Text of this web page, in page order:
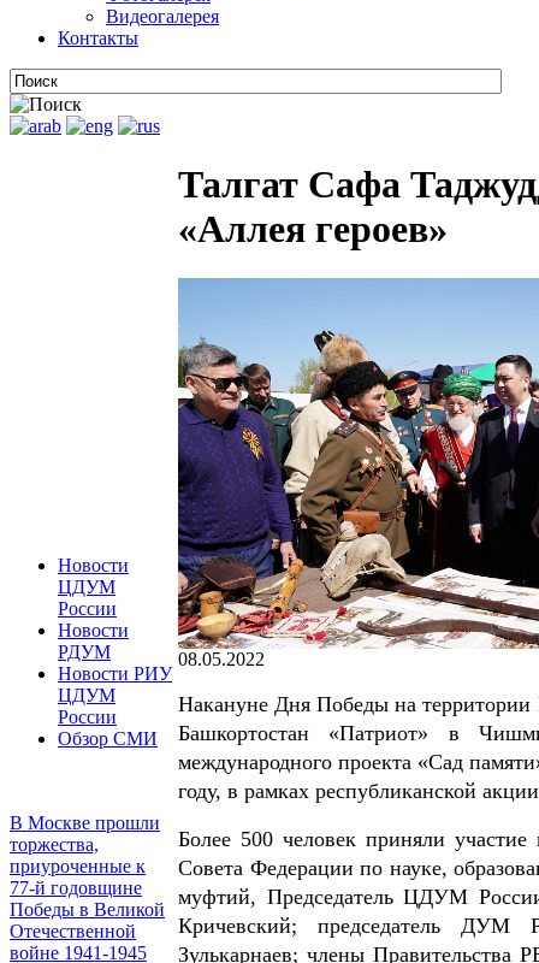
Видеогалерея
Контакты
Новости
ЦДУМ
России
Новости
РДУМ
Новости РИУ
ЦДУМ
России
Обзор СМИ
В Москве прошли
торжества,
приуроченные к
77-й годовщине
Победы в Великой
Отечественной
войне 1941-1945
Талгат Сафа
«Аллея героев»
08.05.2022
Накануне Дня Победы на территории
Башкортостан «Патриот» в
международного проекта «Сад
году, в рамках республиканской
Более 500 человек приняли
Совета Федерации по науке,
муфтий, Председатель ЦДУМ
Кричевский; председатель ДУМ
Зулькарнаев; члены Правительства